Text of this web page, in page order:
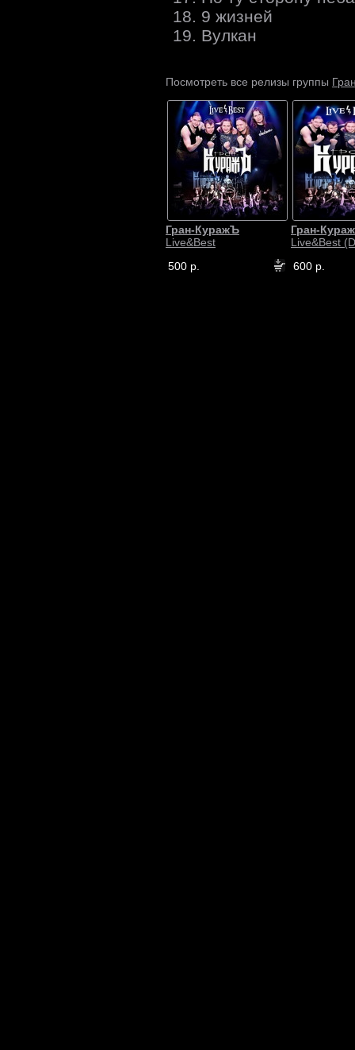
18. 9 жизней
19. Вулкан
Посмотреть все релизы группы
Гран-КуражЪ
Live&Best
500 р.
Гран-
Live&Best
600 р.